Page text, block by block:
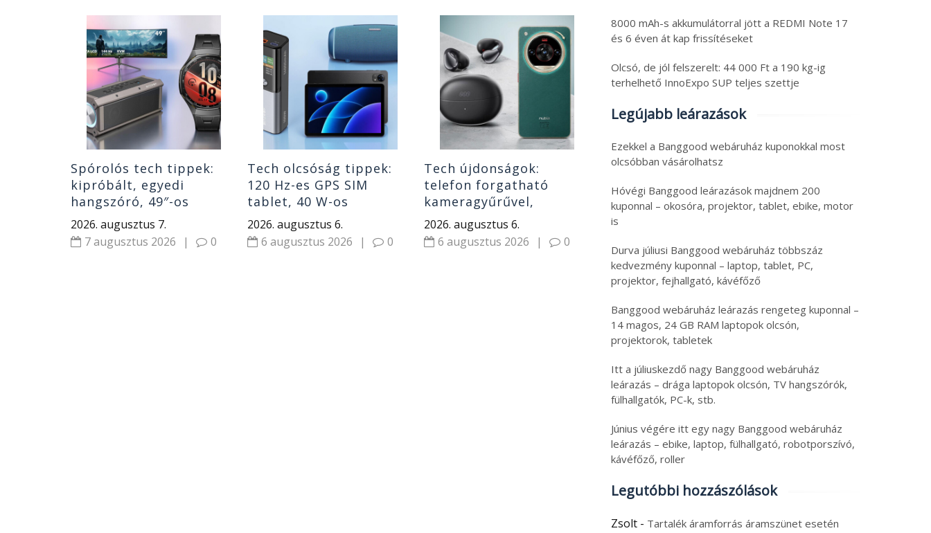
Spórolós tech tippek:
kipróbált, egyedi
hangszóró, 49″-os
monitor, gyerek okosóra
és Huawei óra
2026. augusztus 7.
7 augusztus 2026
| 0
Tech olcsóság tippek:
120 Hz-es GPS SIM
tablet, 40 W-os
hangszóró, power bank
2026. augusztus 6.
6 augusztus 2026
| 0
Tech újdonságok:
telefon forgatható
kameragyűrűvel,
klipszes fülhallgatók
olcsó riválisa és
hordozható monitor
2026. augusztus 6.
6 augusztus 2026
| 0
Friss tech: állítható
magasságú asztal teszt,
olcsó tablet, ami egy
laptop, tartalék
Xiaomi
2026. augusztus 5.
5 augusztus 2026 | 0
féláron, olcsó
nyolcmagos Ryzen 7 PC
2026. augusztus 5.
8000 mAh-s akkumulátorral jött a REDMI Note 17
és 6 éven át kap frissítéseket
Olcsó, de jól felszerelt: 44 000 Ft a 190 kg-ig
terhelhető InnoExpo SUP teljes szettje
Legújabb leárazások
Ezekkel a Banggood webáruház kuponokkal most
olcsóbban vásárolhatsz
Hóvégi Banggood leárazások majdnem 200
kuponnal – okosóra, projektor, tablet, ebike, motor
is
Durva júliusi Banggood webáruház többszáz
kedvezmény kuponnal – laptop, tablet, PC,
projektor, fejhallgató, kávéfőző
Banggood webáruház leárazás rengeteg kuponnal –
14 magos, 24 GB RAM laptopok olcsón,
projektorok, tabletek
Itt a júliuskezdő nagy Banggood webáruház
leárazás – drága laptopok olcsón, TV hangszórók,
fülhallgatók, PC-k, stb.
Június végére itt egy nagy Banggood webáruház
leárazás – ebike, laptop, fülhallgató, robotporszívó,
kávéfőző, roller
Legutóbbi hozzászólások
Zsolt - Tartalék áramforrás áramszünet esetén